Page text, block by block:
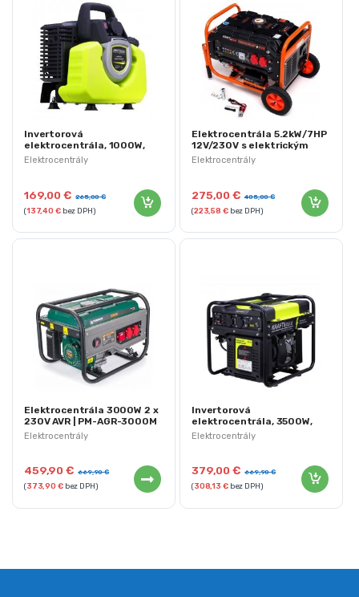
Elektrocentrály
Invertorová
elektrocentrála, 1000W,
230V | KD132
169,00€ 265,00€
(137,40€bez DPH)
Elektrocentrály
Elektrocentrála 5.2kW/7HP
12V/230V s elektrickým
štartom | KD162
275,00€ 405,00€
(223,58 €bez DPH)
Elektrocentrály
Elektrocentrála 3000W 2 x
230V AVR | PM-AGR-3000M
459,90€ 669,90€
(373,90€bez DPH)
Elektrocentrály
Invertorová
elektrocentrála, 3500W,
2x230V | KD134
379,00€ 669,90€
(308,13 €bez DPH)